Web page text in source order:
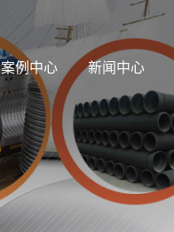
案例中心 新闻中心